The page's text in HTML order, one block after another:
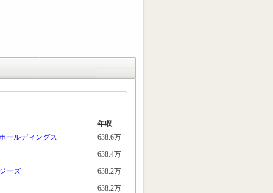
年収
ールディングス
638.6万
638.4万
ーズ
638.2万
638.2万